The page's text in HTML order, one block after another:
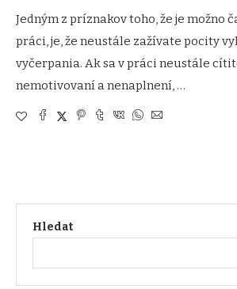
Jedným z príznakov toho, že je možno
práci, je, že neustále zažívate pocity
vyčerpania. Ak sa v práci neustále
nemotivovaní a nenaplnení, …
Hledat